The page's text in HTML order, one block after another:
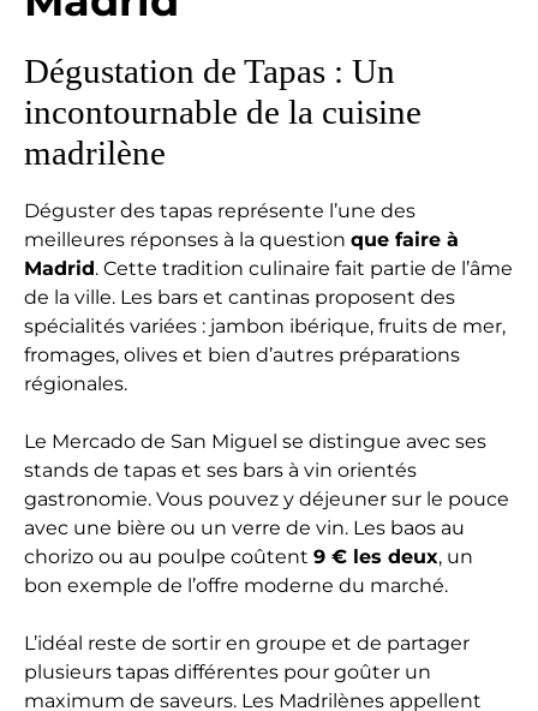
Dégustation de Tapas : Un
incontournable de la cuisine
madrilène
Déguster des tapas représente l’une des
meilleures réponses à la question que faire à
Madrid. Cette tradition culinaire fait partie de l’âme
de la ville. Les bars et cantinas proposent des
spécialités variées : jambon ibérique, fruits de mer,
fromages, olives et bien d’autres préparations
régionales.
Le Mercado de San Miguel se distingue avec ses
stands de tapas et ses bars à vin orientés
gastronomie. Vous pouvez y déjeuner sur le pouce
avec une bière ou un verre de vin. Les baos au
chorizo ou au poulpe coûtent 9 € les deux, un
bon exemple de l’offre moderne du marché.
L’idéal reste de sortir en groupe et de partager
plusieurs tapas différentes pour goûter un
maximum de saveurs. Les Madrilènes appellent